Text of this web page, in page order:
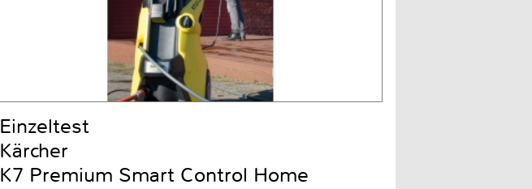
Einzeltest
Kärcher
K7 Premium Smart Control Home